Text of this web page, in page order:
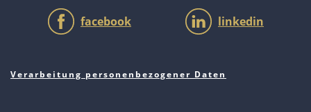
facebook linkedin
Verarbeitung personenbezogener Daten